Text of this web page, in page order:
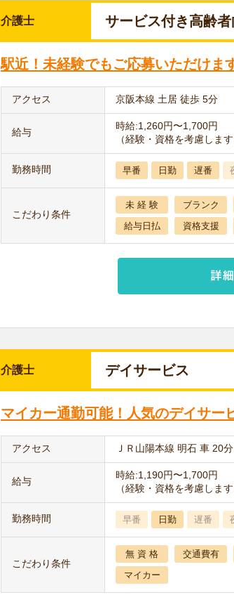
介護士 サービス付き高齢
駅近！未経験でもご応募いただけま
アクセス 京阪本線 土居 徒歩 5分
給与
時給:1,260円〜1,700円
（経験・資格を考慮します
勤務時間 早番 日勤 遅番
こだわり条件
未 経 験 ブランク
給与日払
資格支援
介護士 デイサービス
マイカー通勤可能！人気のデイサー
アクセス ＪＲ山陽本線 明石 車 20分
給与
時給:1,190円〜1,700円
（経験・資格を考慮します
勤務時間 早番 日勤 遅番
こだわり条件
無 資 格 交通費有
マイカー